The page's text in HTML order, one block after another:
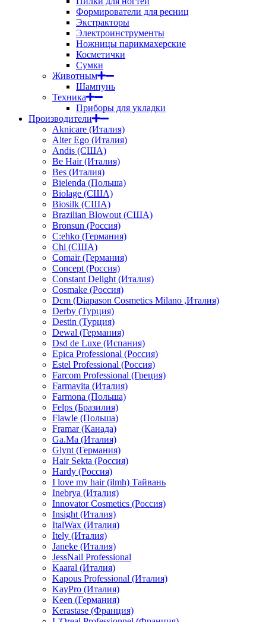
Формирователи для ресниц
Экстракторы
Электроинструменты
Ножницы парикмахерские
Косметички
Сумки
Животным
Шампунь
Техника
Приборы для укладки
Производители
Aknicare (Италия)
Alter Ego (Италия)
Andis (США)
Be Hair (Италия)
Bes (Италия)
Bielenda (Польша)
Biolage (США)
Biosilk (США)
Brazilian Blowout (США)
Bronsun (Россия)
C:ehko (Германия)
Chi (США)
Comair (Германия)
Concept (Россия)
Constant Delight (Италия)
Cosmake (Россия)
Dcm (Diapason Cosmetics Milano ,Италия)
Derby (Турция)
Destin (Турция)
Dewal (Германия)
Dsd de Luxe (Испания)
Epica Professional (Россия)
Estel Professional (Россия)
Farcom Professional (Греция)
Farmavita (Италия)
Farmona (Польша)
Felps (Бразилия)
Flawle (Польша)
Framar (Канада)
Ga.Ma (Италия)
Glynt (Германия)
Hair Sekta (Россия)
Hardy (Россия)
I love my hair (ilmh) Тайвань
Inebrya (Италия)
Innovator Cosmetics (Россия)
Insight (Италия)
ItalWax (Италия)
Itely (Италия)
Janeke (Италия)
JessNail Professional
Kaaral (Италия)
Kapous Professional (Италия)
KayPro (Италия)
Keen (Германия)
Kerastase (Франция)